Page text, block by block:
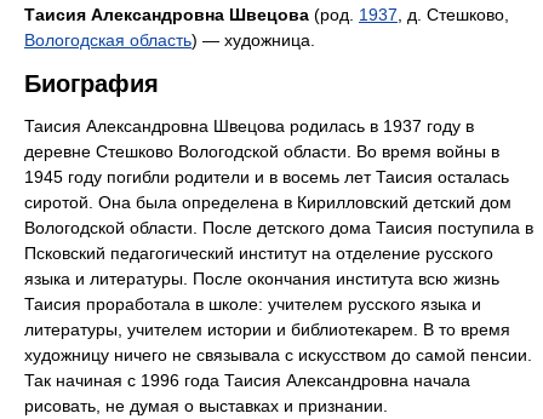
Таисия Александровна Швецова (род. 1937 , д. Стешково,
Вологодская область) — художница.
Биография
Таисия Александровна Швецова родилась в 1937 году в
деревне Стешково Вологодской области. Во время войны в
1945 году погибли родители и в восемь лет Таисия осталась
сиротой. Она была определена в Кирилловский детский дом
Вологодской области. После детского дома Таисия поступила в
Псковский педагогический институт на отделение русского
языка и литературы. После окончания института всю жизнь
Таисия проработала в школе: учителем русского языка и
литературы, учителем истории и библиотекарем. В то время
художницу ничего не связывала с искусством до самой пенсии.
Так начиная с 1996 года Таисия Александровна начала
рисовать, не думая о выставках и признании.